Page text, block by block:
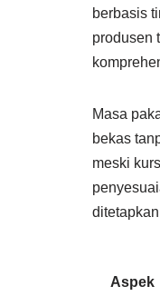
berbasis
produsen
Masa
bekas
meski
Aspek